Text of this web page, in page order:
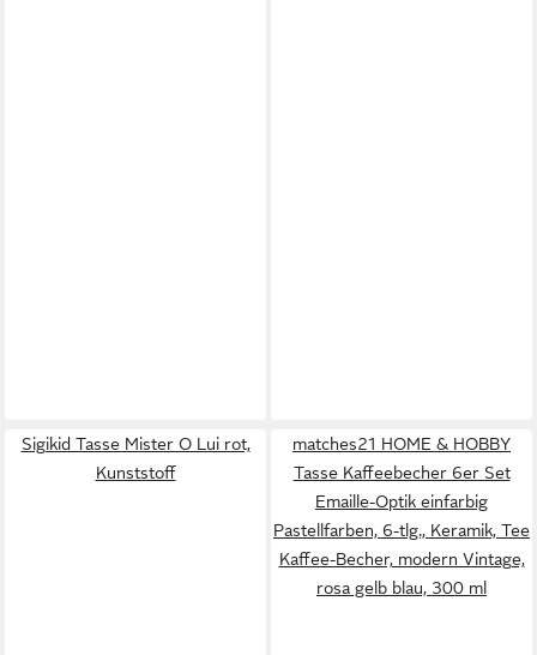
Sigikid Tasse Mister O Lui rot,
Kunststoff
matches21 HOME & HOBBY
Tasse Kaffeebecher 6er Set
Emaille-Optik einfarbig
Pastellfarben, 6-tlg., Keramik, Tee
Kaffee-Becher, modern Vintage,
rosa gelb blau, 300 ml